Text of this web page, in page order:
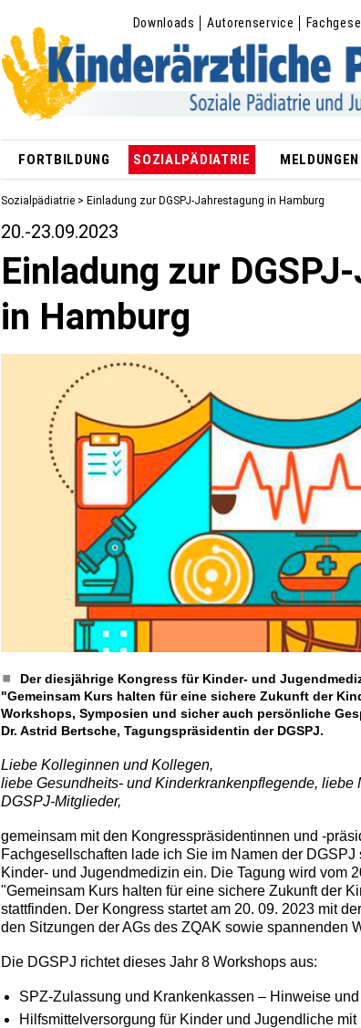
Downloads Autorenservice
FORTBILDUNG SOZIALPÄDIATRIE MELDUNGEN
Sozialpädiatrie > Einladung zur DGSPJ-Jahrestagung in Hamburg
20.-23.09.2023
Einladung zur
in Hamburg
Der diesjährige Kongress für Kinder- und
"Gemeinsam Kurs halten für eine sichere Zukunft der
Workshops, Symposien und sicher auch persönliche
Dr. Astrid Bertsche, Tagungspräsidentin der DGSPJ.
Liebe Kolleginnen und Kollegen,
liebe Gesundheits- und Kinderkrankenpflegende,
DGSPJ-Mitglieder,
gemeinsam mit den Kongresspräsidentinnen und -
Fachgesellschaften lade ich Sie im Namen der
Kinder- und Jugendmedizin ein. Die Tagung wird vom
"Gemeinsam Kurs halten für eine sichere Zukunft der
stattfinden. Der Kongress startet am 20. 09. 2023 mit
den Sitzungen der AGs des ZQAK sowie spannenden
Die DGSPJ richtet dieses Jahr 8 Workshops aus:
SPZ-Zulassung und Krankenkassen – Hinweise
Hilfsmittelversorgung für Kinder und Jugendliche